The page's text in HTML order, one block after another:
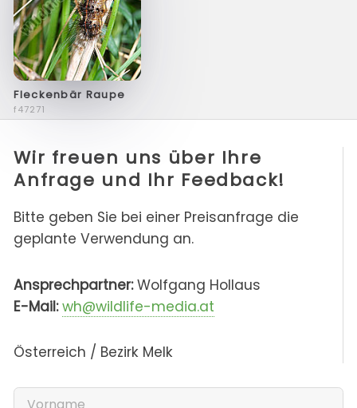
Fleckenbär Raupe
f47271
Wir freuen uns über Ihre
Anfrage und Ihr Feedback!
Bitte geben Sie bei einer Preisanfrage die
geplante Verwendung an.
Ansprechpartner:Wolfgang Hollaus
E-Mail: wh@wildlife-media.at
Österreich / Bezirk Melk